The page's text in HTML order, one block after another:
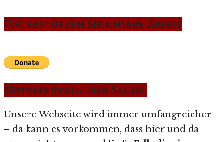
Unterstützen Sie unsere Arbeit
Hinweis in eigener Sache:
Unsere Webseite wird immer umfangreicher
– da kann es vorkommen, dass hier und da